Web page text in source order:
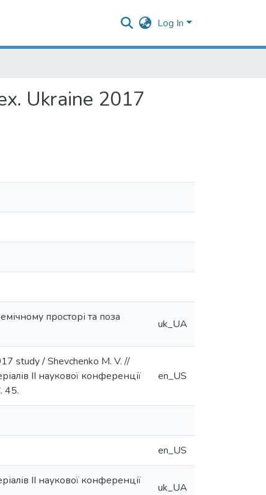
Log In
Ukraine 2017
просторі та поза
uk_UA
study / Shevchenko M. V. //
ІІ наукової конференції
45.
en_US
en_US
ІІ наукової конференції
uk_UA